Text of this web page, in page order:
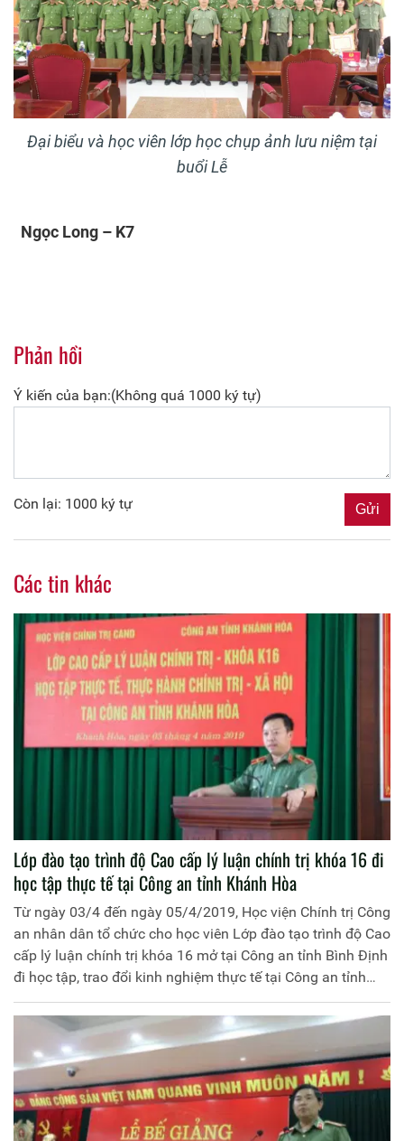
Đại biểu và học viên lớp học chụp ảnh lưu niệm tại
buổi Lễ
Ngọc Long – K7
Phản hồi
Ý kiến của bạn:(Không quá 1000 ký tự)
Còn lại: 1000 ký tự
Các tin khác
Lớp đào tạo trình độ Cao cấp lý luận chính trị khóa 16 đi
học tập thực tế tại Công an tỉnh Khánh Hòa
Từ ngày 03/4 đến ngày 05/4/2019, Học viện Chính trị Công
an nhân dân tổ chức cho học viên Lớp đào tạo trình độ Cao
cấp lý luận chính trị khóa 16 mở tại Công an tỉnh Bình Định
đi học tập, trao đổi kinh nghiệm thực tế tại Công an tỉnh
Khánh Hòa. Đồng chi Thiếu tướng, PGS.TS Phan Xuân Tuy,
Phó Giám đốc Học viện Chính trị Công an nhân dân làm
Trưởng đoàn. Tham gia Đoàn còn có đại diện lãnh đạo
Phòng Tổ chức cán bộ, Công an tỉnh Bình Định; đại diện
lãnh đạo Khoa Đào tạo lý luận chính trị và bồi dưỡng nâng
cao, Học viện Chính trị Công an nhân dân và các học viên
của lớp học.